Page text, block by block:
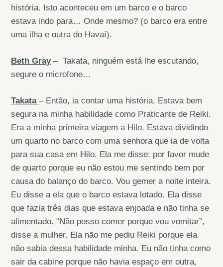
história. Isto aconteceu em um barco e o barco
estava indo para… Onde mesmo? (o barco era entre
uma ilha e outra do Havaí).
Beth Gray– Takata, ninguém está lhe escutando,
segure o microfone…
Takata– Então, ia contar uma história. Estava bem
segura na minha habilidade como Praticante de Reiki.
Era a minha primeira viagem a Hilo. Estava dividindo
um quarto no barco com uma senhora que ia de volta
para sua casa em Hilo. Ela me disse: por favor mude
de quarto porque eu não estou me sentindo bem por
causa do balanço do barco. Vou gemer a noite inteira.
Eu disse a ela que o barco estava lotado. Ela disse
que fazia três dias que estava enjoada e não tinha se
alimentado. “Não posso comer porque vou vomitar”,
disse a mulher. Ela não me pediu Reiki porque ela
não sabia dessa habilidade minha. Eu não tinha como
sair da cabine porque não havia espaço em outra,